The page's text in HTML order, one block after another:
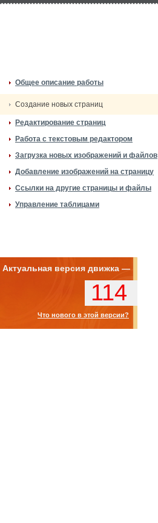
Общее описание работы
Создание новых страниц
Редактирование страниц
Работа с текстовым редактором
Загрузка новых изображений и файлов
Добавление изображений на страницу
Ссылки на другие страницы и файлы
Управление таблицами
Актуальная версия движка —
114
Что нового в этой версии?